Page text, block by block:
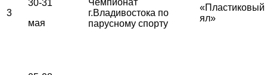
3
30-31
мая
Чемпионат
г.Владивостока по
парусному спорту
«Пластиковый
ял»